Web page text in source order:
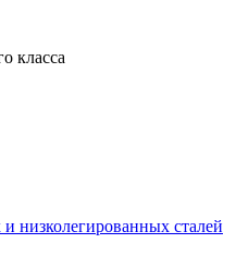
класса
низколегированных сталей